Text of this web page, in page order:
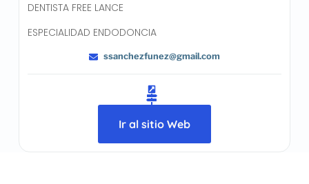
DENTISTA FREE LANCE
ESPECIALIDAD ENDODONCIA
ssanchezfunez@gmail.com
Ir al sitio Web